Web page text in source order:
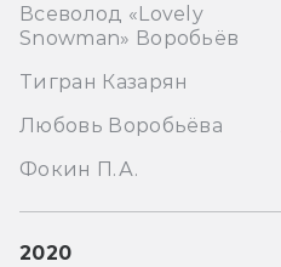
Всеволод «Lovely
Snowman» Воробьёв
Тигран Казарян
Любовь Воробьёва
Фокин П.А.
2020